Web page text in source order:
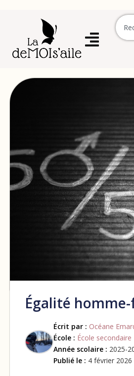
Égalité
Écrit par : Océane
École : École
Année scolaire : 2025-
Publié le : 4 février 2026